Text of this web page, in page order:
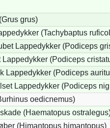
grus)
(Tachybaptus
Lappedykker (Podiceps
Lappedykker (Podiceps
Lappedykker (Podiceps
Lappedykker (Podiceps
oedicnemus)
(Haematopus
(Himantopus himantopus)